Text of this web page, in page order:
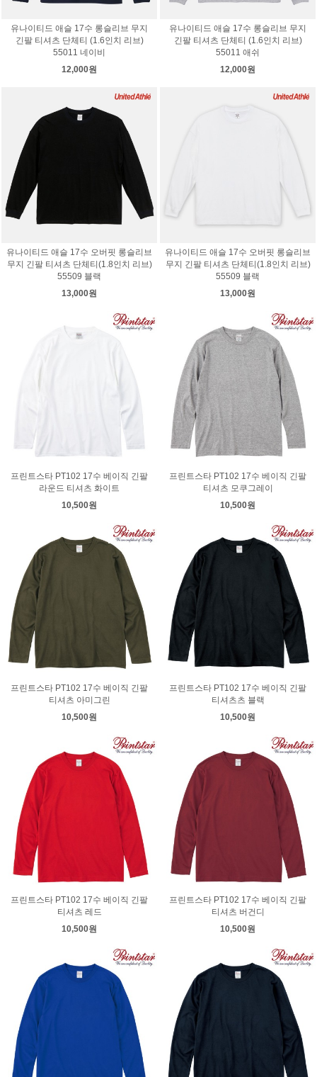
유나이티드 애슬 17수 롱슬리브 무지
긴팔 티셔츠 단체티 (1.6인치 리브)
55011 네이비
12,000원
유나이티드 애슬 17수 롱슬리브 무지
긴팔 티셔츠 단체티 (1.6인치 리브)
55011 애쉬
12,000원
유나이티드 애슬 17수 오버핏 롱슬리브
무지 긴팔 티셔츠 단체티(1.8인치 리브)
55509 블랙
13,000원
유나이티드 애슬 17수 오버핏 롱슬리브
무지 긴팔 티셔츠 단체티(1.8인치 리브)
55509 블랙
13,000원
프린트스타 PT102 17수 베이직 긴팔
라운드 티셔츠 화이트
10,500원
프린트스타 PT102 17수 베이직 긴팔
티셔츠 모쿠그레이
10,500원
프린트스타 PT102 17수 베이직 긴팔
티셔츠 아미그린
10,500원
프린트스타 PT102 17수 베이직 긴팔
티셔츠츠 블랙
10,500원
프린트스타 PT102 17수 베이직 긴팔
티셔츠 레드
10,500원
프린트스타 PT102 17수 베이직 긴팔
티셔츠 버건디
10,500원